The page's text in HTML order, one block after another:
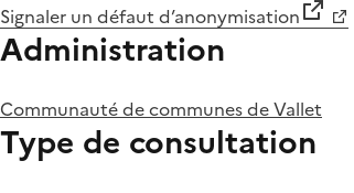
Signaler un défaut d’anonymisation
Administration
Communauté de communes de Vallet
Type de consultation